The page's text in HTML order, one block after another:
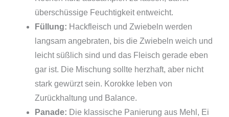
überschüssige Feuchtigkeit entweicht.
Füllung: Hackfleisch und Zwiebeln werden
langsam angebraten, bis die Zwiebeln weich und
leicht süßlich sind und das Fleisch gerade eben
gar ist. Die Mischung sollte herzhaft, aber nicht
stark gewürzt sein. Korokke leben von
Zurückhaltung und Balance.
Panade: Die klassische Panierung aus Mehl, Ei